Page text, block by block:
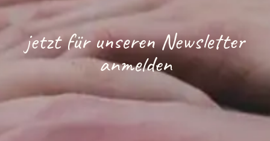
jetzt für unseren Newsletter
anmelden